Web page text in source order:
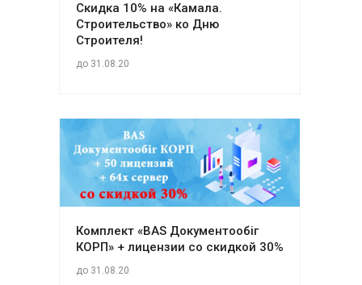
Скидка 10% на «Камала.
Строительство» ко Дню
Строителя!
до 31.08.20
Комплект «BAS Документообіг
КОРП» + лицензии со скидкой 30%
до 31.08.20